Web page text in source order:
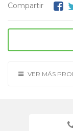
Compartir
VER MÁS